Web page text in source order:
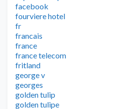
facebook
fourviere hotel
fr
francais
france
france telecom
fritland
george v
georges
golden tulip
golden tulipe